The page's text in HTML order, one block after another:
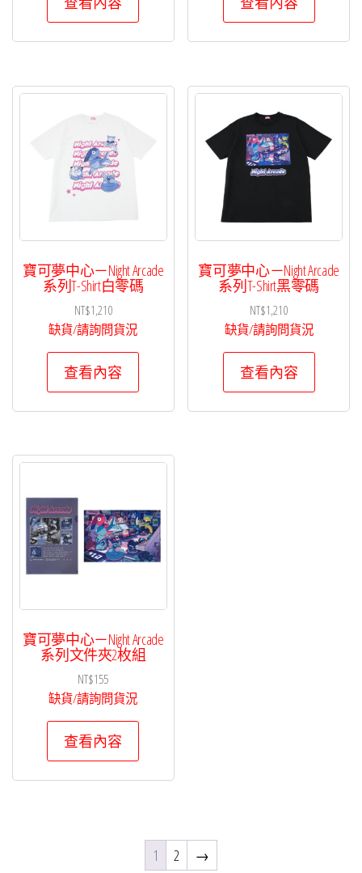
寶可夢中心－Night Arcade
系列T-Shirt白零碼
NT$1,210
缺貨/請詢問貨況
查看內容
寶可夢中心－Night Arcade
系列T-Shirt黑零碼
NT$1,210
缺貨/請詢問貨況
查看內容
寶可夢中心－Night Arcade
系列文件夾2枚組
NT$155
缺貨/請詢問貨況
查看內容
1 2 →